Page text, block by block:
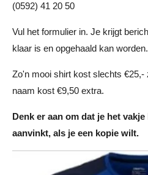
(0592) 41 20 50
Vul het formulier in. Je krijgt
klaar is en opgehaald kan
Zo'n mooi shirt kost slechts
naam kost €9,50 extra.
Denk er aan om dat je het
aanvinkt, als je een kopie wilt.